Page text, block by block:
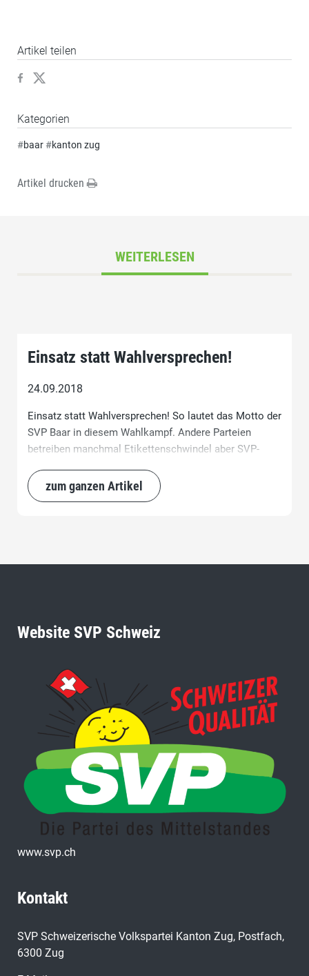
Artikel teilen
Kategorien
#baar#kanton zug
Artikel drucken
WEITERLESEN
Einsatz statt Wahlversprechen!
24.09.2018
Einsatz statt Wahlversprechen! So lautet das Motto der
SVP Baar in diesem Wahlkampf. Andere Parteien
betreiben manchmal Etikettenschwindel aber SVP-
zum ganzen Artikel
Website SVP Schweiz
www.svp.ch
Kontakt
SVP Schweizerische Volkspartei Kanton Zug, Postfach,
6300 Zug